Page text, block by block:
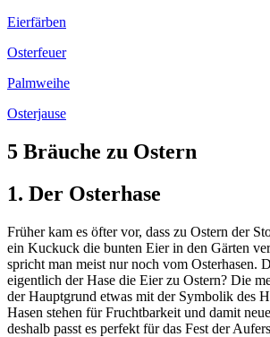
Eierfärben
Osterfeuer
Palmweihe
Osterjause
5 Bräuche zu Ostern
1. Der Osterhase
Früher kam es öfter vor, dass zu Ostern der
ein Kuckuck die bunten Eier in den Gärten
spricht man meist nur noch vom Osterhasen.
eigentlich der Hase die Eier zu Ostern? Die
der Hauptgrund etwas mit der Symbolik des
Hasen stehen für Fruchtbarkeit und damit
deshalb passt es perfekt für das Fest der